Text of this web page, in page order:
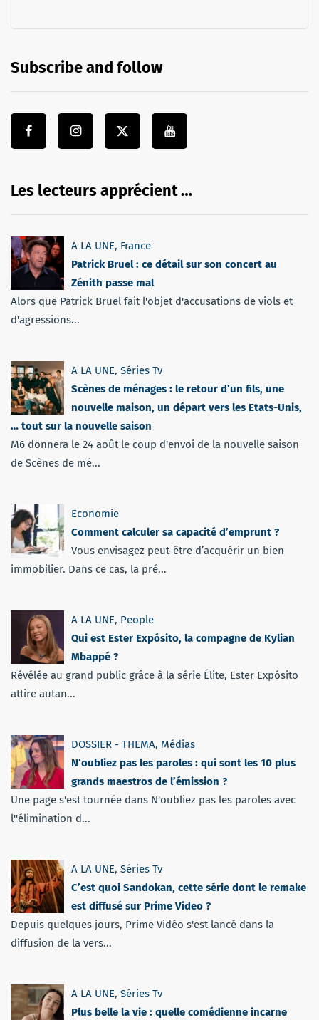
Subscribe and follow
Les lecteurs apprécient …
A LA UNE, France
Patrick Bruel : ce détail sur son concert au
Zénith passe mal
Alors que Patrick Bruel fait l'objet d'accusations de viols et
d'agressions...
A LA UNE, Séries Tv
Scènes de ménages : le retour d’un fils, une
nouvelle maison, un départ vers les Etats-Unis,
… tout sur la nouvelle saison
M6 donnera le 24 août le coup d'envoi de la nouvelle saison
de Scènes de mé...
Economie
Comment calculer sa capacité d’emprunt ?
Vous envisagez peut-être d’acquérir un bien
immobilier. Dans ce cas, la pré...
A LA UNE, People
Qui est Ester Expósito, la compagne de Kylian
Mbappé ?
Révélée au grand public grâce à la série Élite, Ester Expósito
attire autan...
DOSSIER - THEMA, Médias
N’oubliez pas les paroles : qui sont les 10 plus
grands maestros de l’émission ?
Une page s'est tournée dans N'oubliez pas les paroles avec
l''élimination d...
A LA UNE, Séries Tv
C’est quoi Sandokan, cette série dont le remake
est diffusé sur Prime Video ?
Depuis quelques jours, Prime Vidéo s'est lancé dans la
diffusion de la vers...
A LA UNE, Séries Tv
Plus belle la vie : quelle comédienne incarne